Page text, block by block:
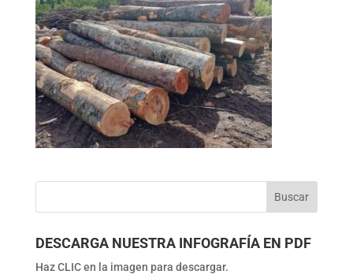
DESCARGA NUESTRA INFOGRAFÍA EN PDF
Haz CLIC en la imagen para descargar.